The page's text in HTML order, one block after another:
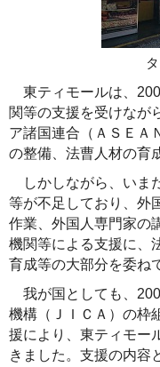
東ティモールは、
関等の支援を受けなが
ア諸国連合（ＡＳＥＡ
の整備、法曹人材の育
しかしながら、いま
等が不足しており、外
作業、外国人専門家の
機関等による支援に、
育成等の大部分を委ね
我が国としても、
機構（ＪＩＣＡ）の枠
援により、東ティモー
きました。支援の内容